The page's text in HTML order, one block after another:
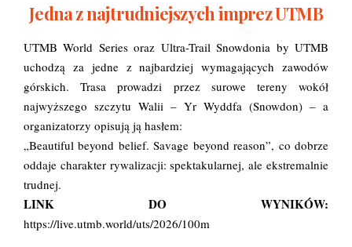
Jedna z najtrudniejszych imprez UTMB
UTMB World Series oraz Ultra-Trail Snowdonia by UTMB
uchodzą za jedne z najbardziej wymagających zawodów
górskich. Trasa prowadzi przez surowe tereny wokół
najwyższego szczytu Walii – Yr Wyddfa (Snowdon) – a
organizatorzy opisują ją hasłem:
„Beautiful beyond belief. Savage beyond reason”, co dobrze
oddaje charakter rywalizacji: spektakularnej, ale ekstremalnie
trudnej.
LINK DO WYNIKÓW:
https://live.utmb.world/uts/2026/100m